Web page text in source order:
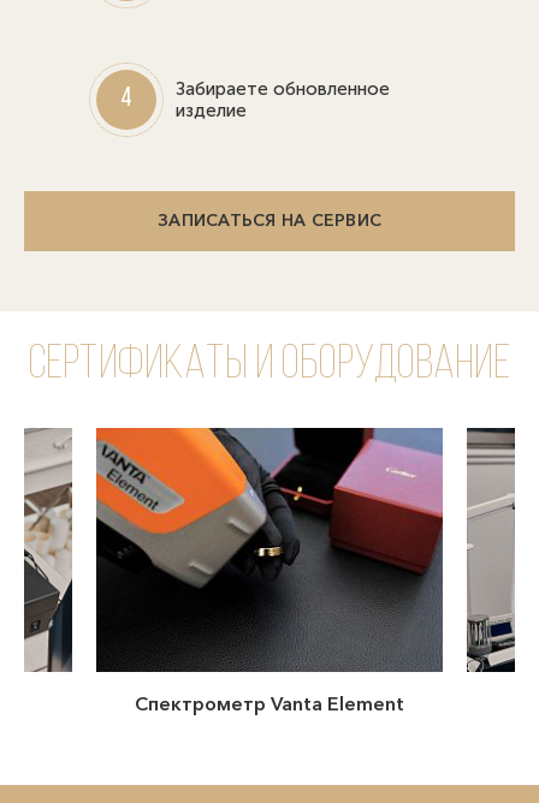
4
Забираете обновленное
изделие
ЗАПИСАТЬСЯ НА СЕРВИС
Сертификаты и оборудование
Спектрометр Vanta Element